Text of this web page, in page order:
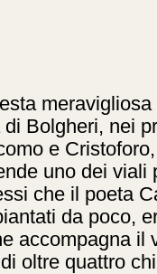
Bolgheri, nei
e
uno dei viali
che il poeta
da poco,
accompagna il
oltre quattro